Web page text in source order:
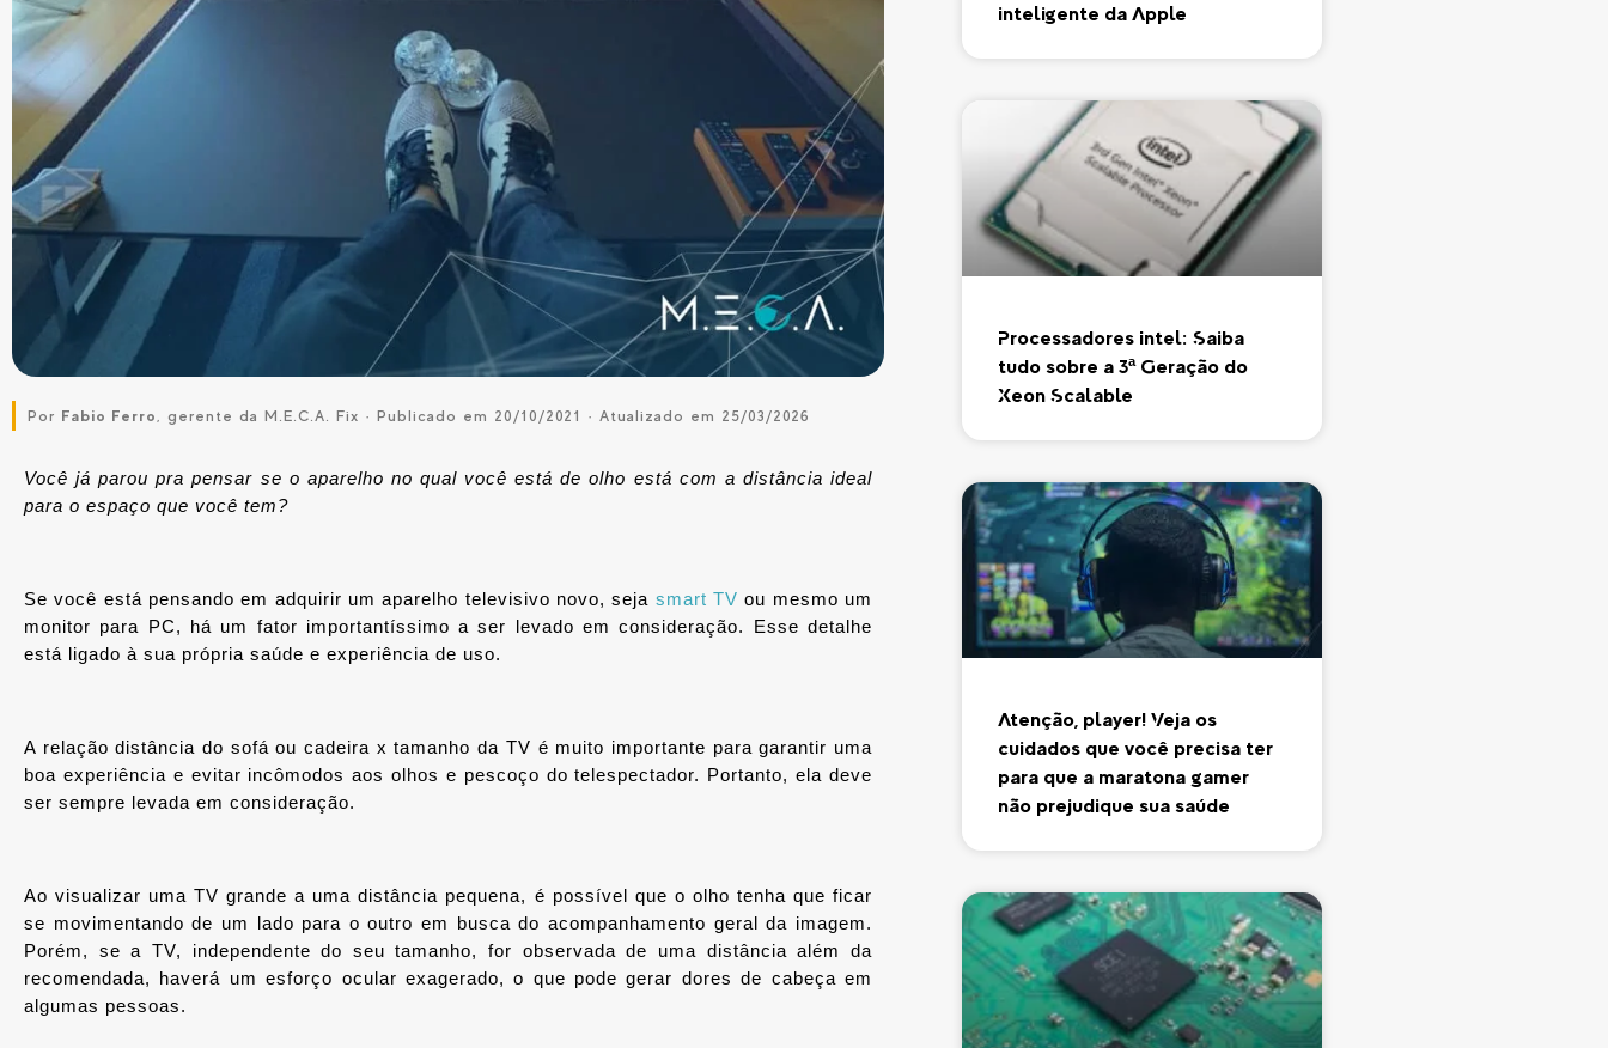
Por Fabio Ferro, gerente da M.E.C.A. Fix · Publicado em 20/10/2021 · Atualizado em 25/03/2026
Você já parou pra pensar se o aparelho no qual você está de olho está com a distância ideal
para o espaço que você tem?
Se você está pensando em adquirir um aparelho televisivo novo, seja smart TV ou mesmo um
monitor para PC, há um fator importantíssimo a ser levado em consideração. Esse detalhe
está ligado à sua própria saúde e experiência de uso.
A relação distância do sofá ou cadeira x tamanho da TV é muito importante para garantir uma
boa experiência e evitar incômodos aos olhos e pescoço do telespectador. Portanto, ela deve
ser sempre levada em consideração.
Ao visualizar uma TV grande a uma distância pequena, é possível que o olho tenha que ficar
se movimentando de um lado para o outro em busca do acompanhamento geral da imagem.
Porém, se a TV, independente do seu tamanho, for observada de uma distância além da
recomendada, haverá um esforço ocular exagerado, o que pode gerar dores de cabeça em
algumas pessoas.
inteligente da Apple
Processadores Intel: Saiba
tudo sobre a 3ª Geração do
Xeon Scalable
Atenção, player! Veja os
cuidados que você precisa ter
para que a maratona gamer
não prejudique sua saúde